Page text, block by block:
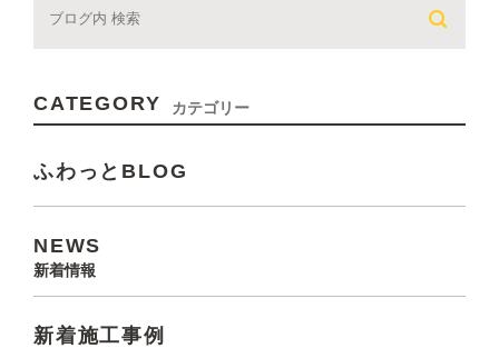
CATEGORY カテゴリー
ふわっとBLOG
NEWS
新着情報
新着施工事例